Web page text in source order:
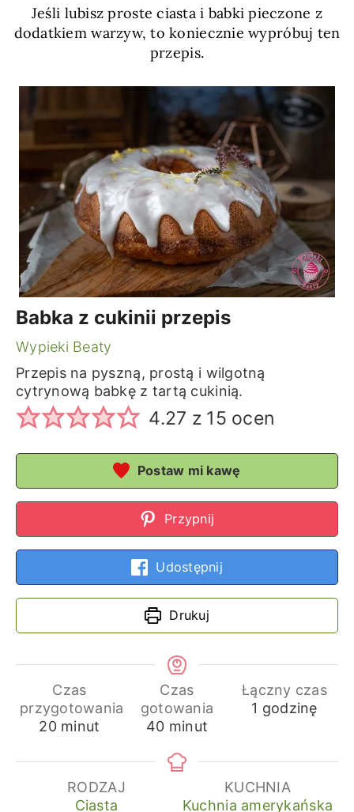
Jeśli lubisz proste ciasta i babki pieczone z
dodatkiem warzyw, to koniecznie wypróbuj ten
przepis.
Babka z cukinii przepis
Wypieki Beaty
Przepis na pyszną, prostą i wilgotną
cytrynową babkę z tartą cukinią.
4.27 z 15 ocen
Postaw mi kawę
Przypnij
Udostępnij
Drukuj
Czas
przygotowania
20minuty
minut
Czas
gotowania
40minuty
minut
Łączny czas
1 godzina
godzinę
RODZAJ
Ciasta
KUCHNIA
Kuchnia amerykańska